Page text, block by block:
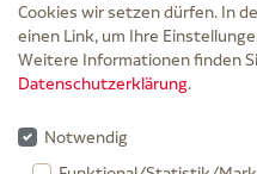
Zu Risiken und Nebenwirkungen
Ihre Ärztin, Ihren Arzt oder in der
entfallen für Lieferungen innerhalb
Rabattgutscheine werden nicht auf
Cookies wir setzen dürfen. In
einen Link, um Ihre
Weitere Informationen finden
Datenschutzerklärung.
Notwendig